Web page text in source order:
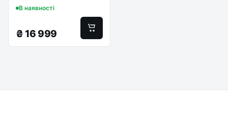
В наявності
₴ 16 999